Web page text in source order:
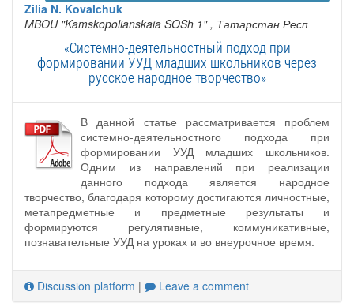
Zilia N. Kovalchuk
MBOU "Kamskopolianskaia SOSh 1" , Татарстан Респ
«Системно-деятельностный подход при
формировании УУД младших школьников через
русское народное творчество»
В данной статье рассматривается проблем
системно-деятельностного подхода при
формировании УУД младших школьников.
Одним из направлений при реализации
данного подхода является народное
творчество, благодаря которому достигаются личностные,
метапредметные и предметные результаты и
формируются регулятивные, коммуникативные,
познавательные УУД на уроках и во внеурочное время.
Discussion platform | Leave a comment